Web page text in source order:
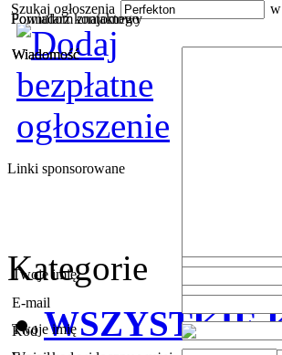
Powiadom znajomego
Wiadomość
Twoje imię
Formularz kontaktowy
Wiadomość
Twoje imię
E-mail
Kod
Szukaj ogłoszenia w
Linki sponsorowane
Kategorie
WSZYSTKIE